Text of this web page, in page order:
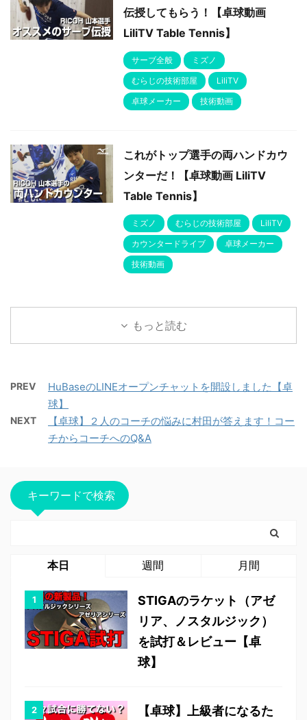
伝授してもらう！【卓球動画
LiliTV Table Tennis】
サーブ全般
ミズノ
むらじの技術部屋
LiliTV
卓球メーカー
技術動画
これがトップ選手の両ハンドカウ
ンターだ！【卓球動画 LiliTV
Table Tennis】
ミズノ むらじの技術部屋
LiliTV
カウンタードライブ
卓球メーカー
技術動画
もっと読む
PREV
HuBaseのLINEオープンチャットを開設しました【卓
球】
NEXT
【卓球】２人のコーチの悩みに村田が答えます！コー
チからコーチへのQ&A
キーワードで検索
本日 週間 月間
STIGAのラケット（アゼ
リア、ノスタルジック）
を試打＆レビュー【卓
球】
【卓球】上級者になるた